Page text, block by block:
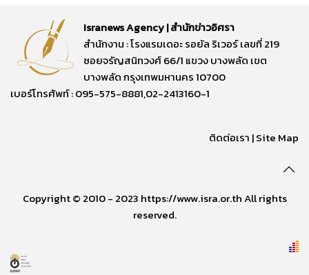
Isranews Agency | สำนักข่าวอิศรา
สำนักงาน : โรงแรมเดอะ รอยัล ริเวอร์ เลขที่ 219
ซอยจรัญสนิทวงศ์ 66/1 แขวง บางพลัด เขต
บางพลัด กรุงเทพมหานคร 10700
เบอร์โทรศัพท์ : 095-575-8881,02-2413160-1
ติดต่อเรา |Site Map
Copyright © 2010 - 2023 https://www.isra.or.th All rights
reserved.